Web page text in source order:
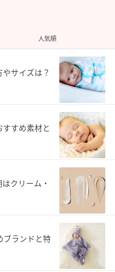
人気順
サイズは？
すめ素材と
クリーム・
ブランドと特